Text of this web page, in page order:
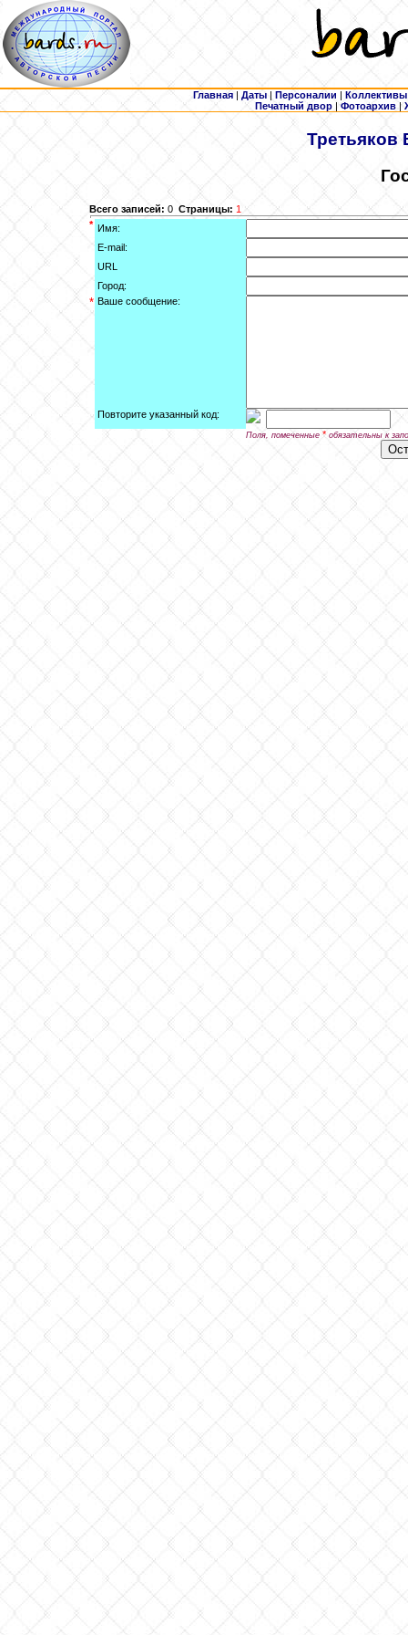
Главная | Даты | Персоналии | Коллективы
Печатный двор |Фотоархив |
Третьяков
Всего записей: 0 Страницы: 1
* Имя:
E-mail:
URL
Город:
* Ваше сообщение:
Повторите указанный код:
Поля, помеченные * обязательны к